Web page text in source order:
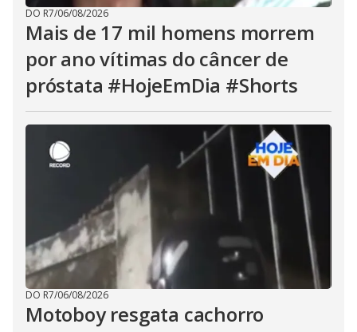
DO R7/06/08/2026
Mais de 17 mil homens morrem
por ano vítimas do câncer de
próstata #HojeEmDia #Shorts
DO R7/06/08/2026
Motoboy resgata cachorro